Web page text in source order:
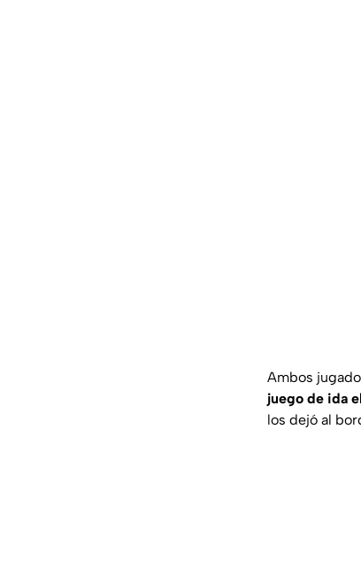
Ambos
juego de ida
los dejó al